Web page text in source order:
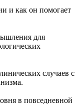
и как он помогает
для
случаев с
в повседневной